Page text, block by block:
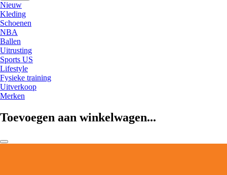
Nieuw
Kleding
Schoenen
NBA
Ballen
Uitrusting
Sports US
Lifestyle
Fysieke training
Uitverkoop
Merken
Toevoegen aan winkelwagen...